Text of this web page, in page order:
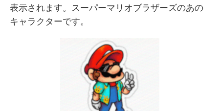
表示されます。スーパーマリオブラザーズのあの
キャラクターです。